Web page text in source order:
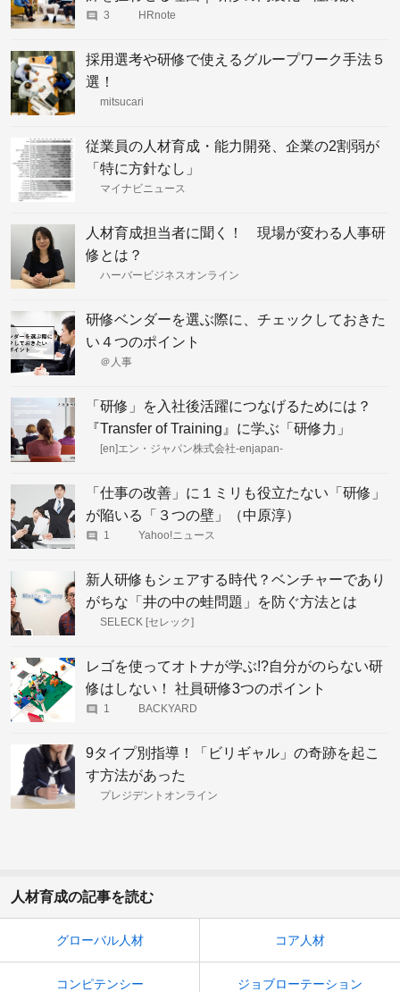
3 HRnote
採用選考や研修で使えるグループワーク手法５
選！
mitsucari
従業員の人材育成・能力開発、企業の2割弱が
「特に方針なし」
マイナビニュース
人材育成担当者に聞く！ 現場が変わる人事研
修とは？
ハーバービジネスオンライン
研修ベンダーを選ぶ際に、チェックしておきた
い４つのポイント
＠人事
「研修」を入社後活躍につなげるためには？
『Transfer of Training』に学ぶ「研修力」
[en]エン・ジャパン株式会社-enjapan-
「仕事の改善」に１ミリも役立たない「研修」
が陥いる「３つの壁」（中原淳）
1 Yahoo!ニュース
新人研修もシェアする時代？ベンチャーであり
がちな「井の中の蛙問題」を防ぐ方法とは
SELECK [セレック]
レゴを使ってオトナが学ぶ!?自分がのらない研
修はしない！ 社員研修3つのポイント
1 BACKYARD
9タイプ別指導！「ビリギャル」の奇跡を起こ
す方法があった
プレジデントオンライン
人材育成の記事を読む
グローバル人材 コア人材
コンピテンシー ジョブローテーション